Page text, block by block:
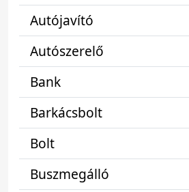
Autójavító
Autószerelő
Bank
Barkácsbolt
Bolt
Buszmegálló